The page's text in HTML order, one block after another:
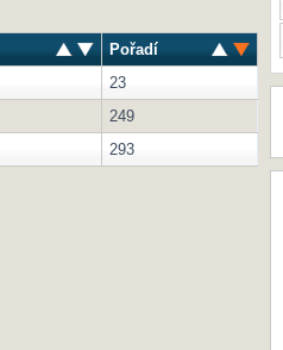
Pořadí
23
249
293